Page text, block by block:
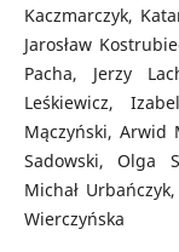
Kaczmarczyk,
Jarosław
Pacha, Jerzy
Leśkiewicz,
Mączyński, Arwid
Sadowski, Olga
Michał
Wierczyńska